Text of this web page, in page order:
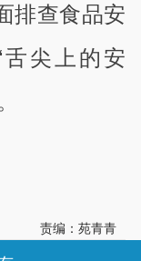
排查食品安
尖上的安
责编：苑青青